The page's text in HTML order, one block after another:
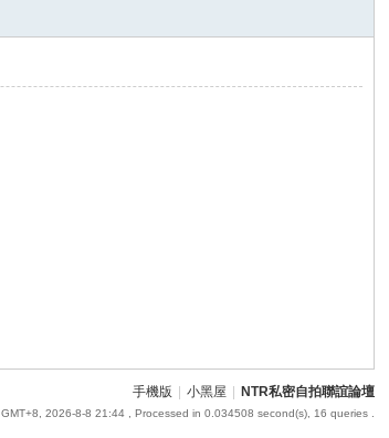
手機版 小黑屋 NTR私密自拍聯誼論壇
GMT+8, 2026-8-8 21:44, Processed in 0.034508 second(s), 16 queries .